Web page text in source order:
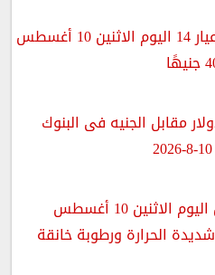
سعر الذهب عيار 14 اليوم الاثنين 10 أغسطس
مقابل الجنيه فى البنوك
حالة الطقس اليوم الاثنين 10 أغسطس